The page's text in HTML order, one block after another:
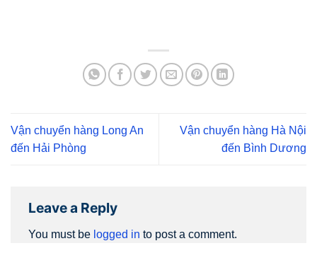
Vận chuyển hàng Long An
đến Hải Phòng
Vận chuyển hàng Hà Nội
đến Bình Dương
Leave a Reply
You must be logged in to post a comment.